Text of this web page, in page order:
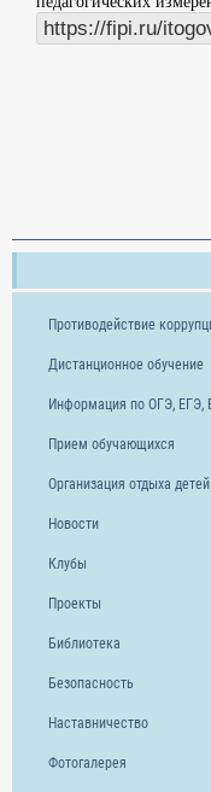
https://fipi.ru/
Противодействие
Дистанционное обучение
Информация по ОГЭ, ЕГЭ,
Прием обучающихся
Организация отдыха
Новости
Клубы
Проекты
Библиотека
Безопасность
Наставничество
Фотогалерея